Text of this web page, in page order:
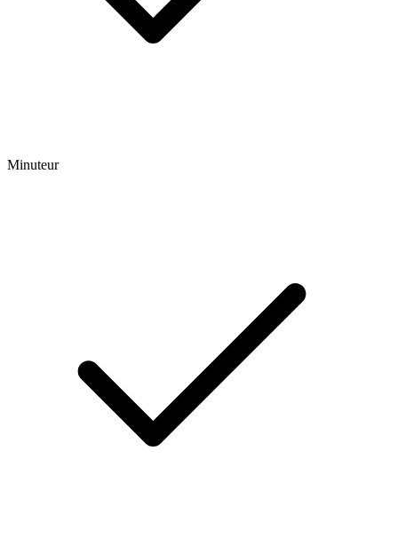
Minuteur